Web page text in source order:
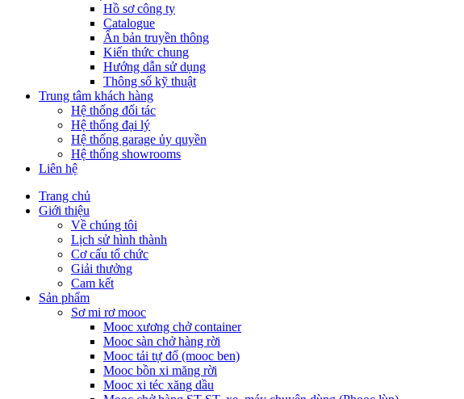
Hồ sơ công ty
Catalogue
Ấn bản truyền thông
Kiến thức chung
Hướng dẫn sử dụng
Thông số kỹ thuật
Trung tâm khách hàng
Hệ thống đối tác
Hệ thống đại lý
Hệ thống garage ủy quyền
Hệ thống showrooms
Liên hệ
Trang chủ
Giới thiệu
Về chúng tôi
Lịch sử hình thành
Cơ cấu tổ chức
Giải thưởng
Cam kết
Sản phẩm
Sơ mi rơ mooc
Mooc xương chở container
Mooc sàn chở hàng rời
Mooc tải tự đổ (mooc ben)
Mooc bồn xi măng rời
Mooc xi téc xăng dầu